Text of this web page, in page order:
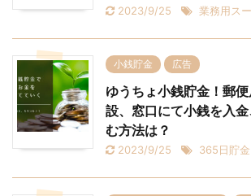
2023/9/25 業務用ス
小銭貯金 広告
ゆうちょ小銭貯金！郵
設、窓口にて小銭を入
む方法は？
2023/9/25 365日貯金